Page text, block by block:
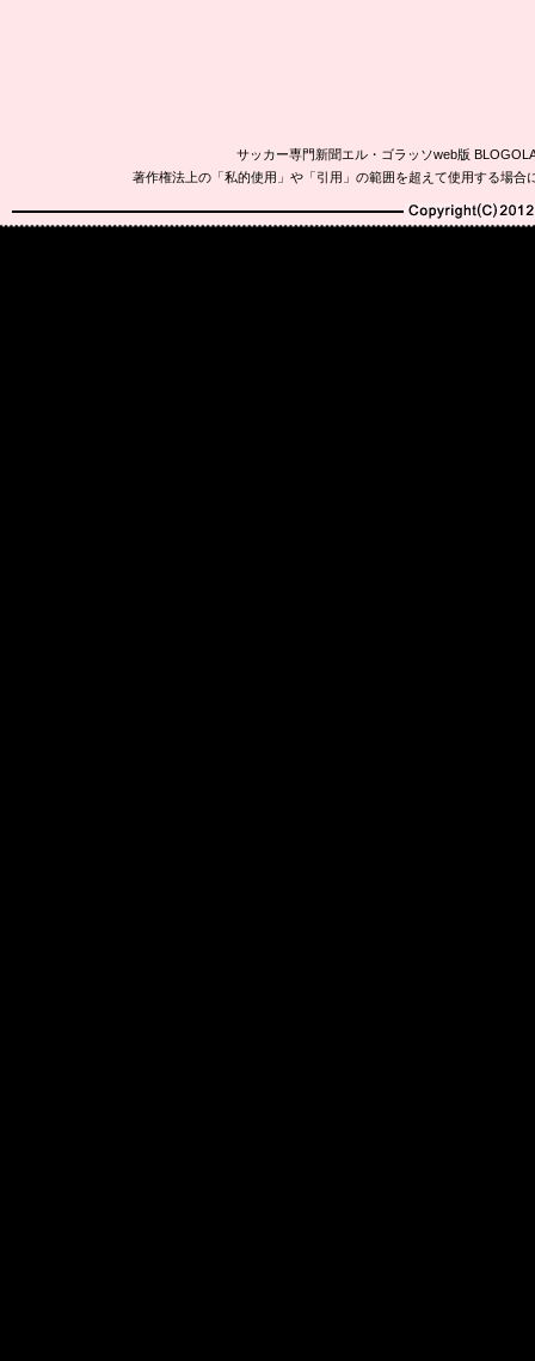
サッカー専門新聞エル・ゴラッソweb版
著作権法上の「私的使用」や「引用」の範囲を超えて使用する場
Copyright(C)2010-